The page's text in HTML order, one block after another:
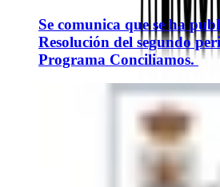
Se comunica que se ha
Resolución del segundo
Programa Conciliamos.